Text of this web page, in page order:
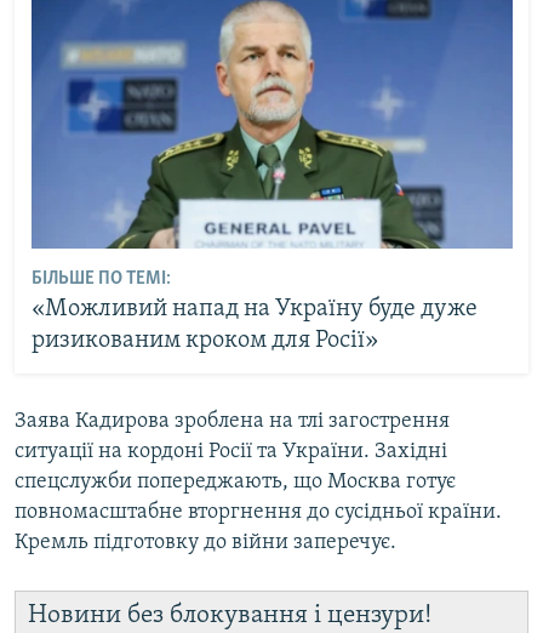
БІЛЬШЕ ПО ТЕМІ:
«Можливий напад на Україну буде дуже
ризикованим кроком для Росії»
Заява Кадирова зроблена на тлі загострення
ситуації на кордоні Росії та України. Західні
спецслужби попереджають, що Москва готує
повномасштабне вторгнення до сусідньої країни.
Кремль підготовку до війни заперечує.
Новини без блокування і цензури!